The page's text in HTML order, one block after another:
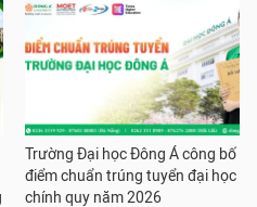
Trường Đại học Đông Á công bố
điểm chuẩn trúng tuyển đại học
chính quy năm 2026